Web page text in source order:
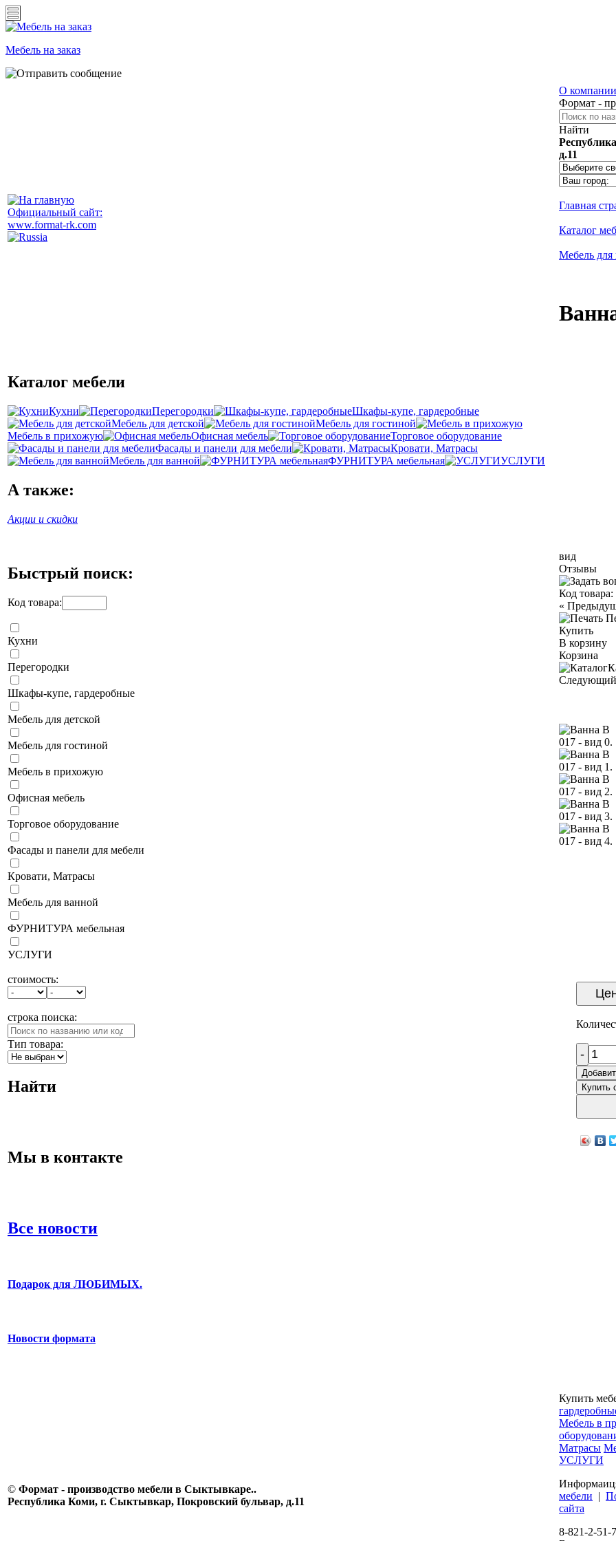
Мебель на заказ
Официальный сайт:
www.format-rk.com
О компании
Формат -
Найти
д.11
Главная
Каталог
Мебель для
Каталог мебели
Кухни Перегородки
Шкафы-купе, гардеробные
Мебель для детской
Мебель для гостиной
Мебель в прихожую
Офисная мебель
Торговое оборудование
Фасады и панели для мебели
Кровати, Матрасы
Мебель для ванной
ФУРНИТУРА мебельная УСЛУГИ
А также:
Акции и скидки
Быстрый поиск:
Код товара:
Кухни
Перегородки
Шкафы-купе, гардеробные
Мебель для детской
Мебель для гостиной
Мебель в прихожую
Офисная мебель
Торговое оборудование
Фасады и панели для мебели
Кровати, Матрасы
Мебель для ванной
ФУРНИТУРА мебельная
УСЛУГИ
стоимость:
строка поиска:
Тип товара:
Найти
Мы в контакте
Все новости
Подарок для ЛЮБИМЫХ.
Новости формата
вид
Отзывы
Код товара:
«
Купить
В корзину
Корзина
Следующий
-
Купить
© Формат - производство мебели в Сыктывкаре..
Республика Коми, г. Сыктывкар, Покровский бульвар, д.11
Купить
Мебель в
Матрасы
УСЛУГИ
мебели |
сайта
8-821-2-51-